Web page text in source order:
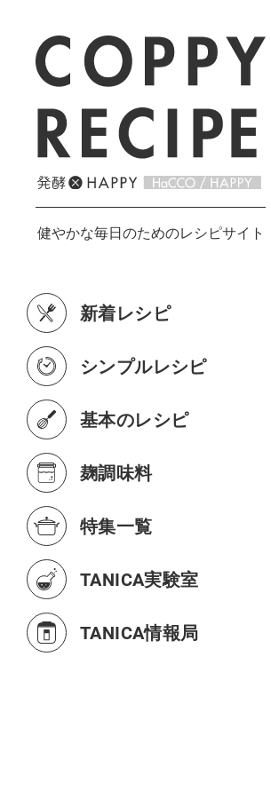
新着レシピ
シンプルレシピ
基本のレシピ
麹調味料
特集一覧
TANICA実験室
TANICA情報局